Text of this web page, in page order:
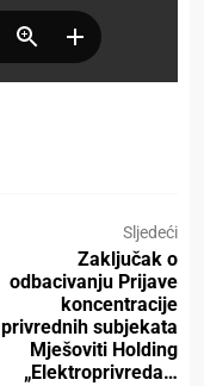
Sljedeći
Zaključak o
odbacivanju Prijave
koncentracije
privrednih subjekata
Mješoviti Holding
„Elektroprivreda…